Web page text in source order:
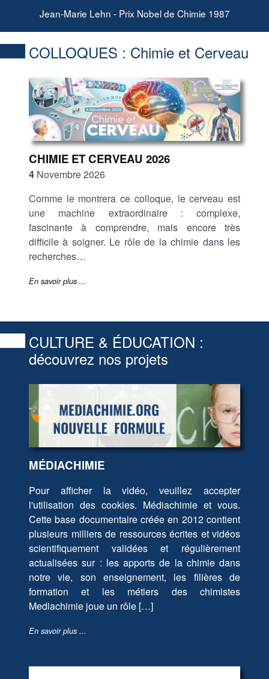
Jean-Marie Lehn - Prix Nobel de Chimie 1987
COLLOQUES : Chimie et Cerveau
CHIMIE ET CERVEAU 2026
4 Novembre 2026
Comme le montrera ce colloque, le cerveau est
une machine extraordinaire : complexe,
fascinante à comprendre, mais encore très
difficile à soigner. Le rôle de la chimie dans les
recherches…
En savoir plus ...
CULTURE & ÉDUCATION :
découvrez nos projets
MÉDIACHIMIE
Pour afficher la vidéo, veuillez accepter
l'utilisation des cookies. Médiachimie et vous.
Cette base documentaire créée en 2012 contient
plusieurs milliers de ressources écrites et vidéos
scientifiquement validées et régulièrement
actualisées sur : les apports de la chimie dans
notre vie, son enseignement, les filières de
formation et les métiers des chimistes
Mediachimie joue un rôle […]
En savoir plus ...